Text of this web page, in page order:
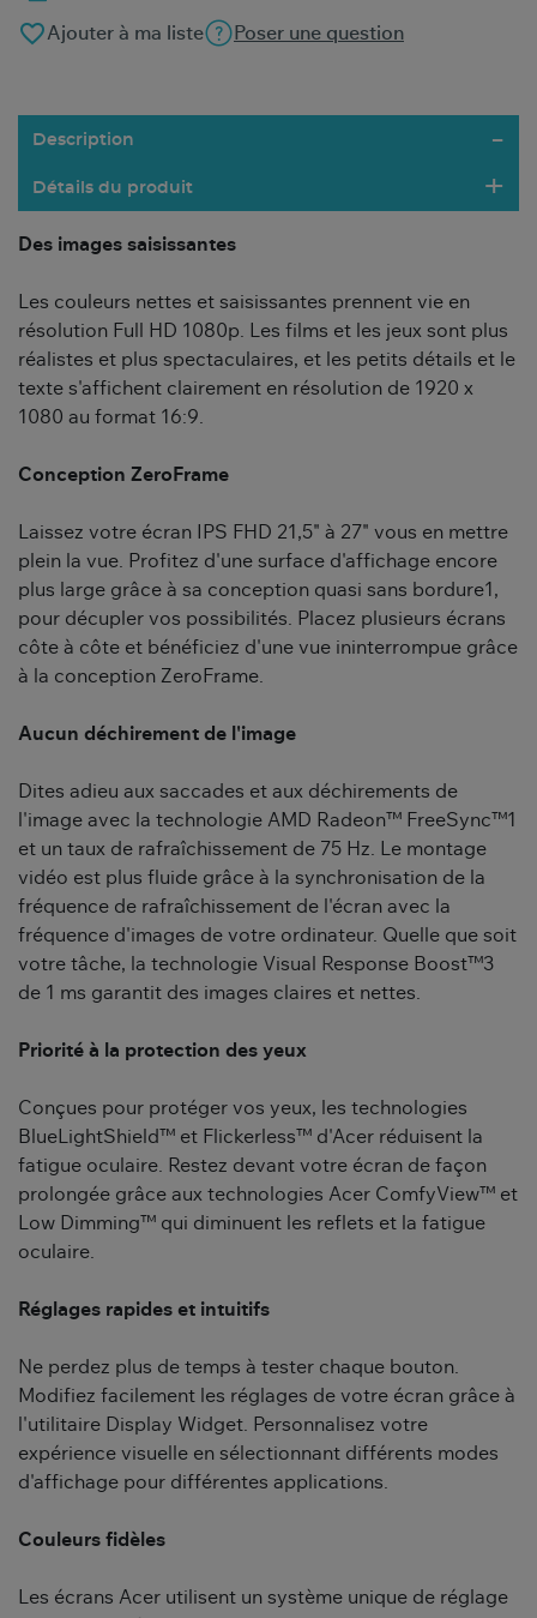
favorite_borderAjouter à ma liste Poser une question
Description
Détails du produit
Des images saisissantes
Les couleurs nettes et saisissantes prennent vie en
résolution Full HD 1080p. Les films et les jeux sont plus
réalistes et plus spectaculaires, et les petits détails et le
texte s'affichent clairement en résolution de 1920 x
1080 au format 16:9.
Conception ZeroFrame
Laissez votre écran IPS FHD 21,5" à 27" vous en mettre
plein la vue. Profitez d'une surface d'affichage encore
plus large grâce à sa conception quasi sans bordure1,
pour décupler vos possibilités. Placez plusieurs écrans
côte à côte et bénéficiez d'une vue ininterrompue grâce
à la conception ZeroFrame.
Aucun déchirement de l'image
Dites adieu aux saccades et aux déchirements de
l'image avec la technologie AMD Radeon™ FreeSync™1
et un taux de rafraîchissement de 75 Hz. Le montage
vidéo est plus fluide grâce à la synchronisation de la
fréquence de rafraîchissement de l'écran avec la
fréquence d'images de votre ordinateur. Quelle que soit
votre tâche, la technologie Visual Response Boost™3
de 1 ms garantit des images claires et nettes.
Priorité à la protection des yeux
Conçues pour protéger vos yeux, les technologies
BlueLightShield™ et Flickerless™ d'Acer réduisent la
fatigue oculaire. Restez devant votre écran de façon
prolongée grâce aux technologies Acer ComfyView™ et
Low Dimming™ qui diminuent les reflets et la fatigue
oculaire.
Réglages rapides et intuitifs
Ne perdez plus de temps à tester chaque bouton.
Modifiez facilement les réglages de votre écran grâce à
l'utilitaire Display Widget. Personnalisez votre
expérience visuelle en sélectionnant différents modes
d'affichage pour différentes applications.
Couleurs fidèles
Les écrans Acer utilisent un système unique de réglage